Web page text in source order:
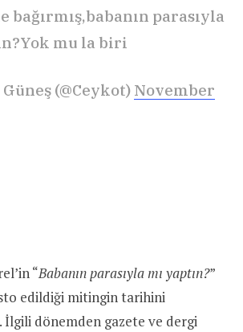
bağırmış,babanın parasıyla
mu la biri
(@Ceykot) November
“Babanın parasıyla mı yaptın?”
edildiği mitingin tarihini
dönemden gazete ve dergi